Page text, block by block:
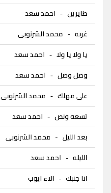
طايرين - احمد سعد
غربه - محمد الشرنوبى
يا ولا يا ولا - احمد سعد
وصل وصل - احمد سعد
على مهلك - محمد الشرنوبى
تسعه ونص - احمد سعد
بعد الليل - محمد الشرنوبى
الليله - احمد سعد
انا جنبك - الاء ايوب